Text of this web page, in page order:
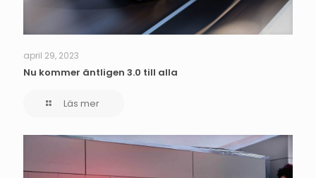
april 29, 2023
Nu kommer äntligen 3.0 till alla
Läs mer